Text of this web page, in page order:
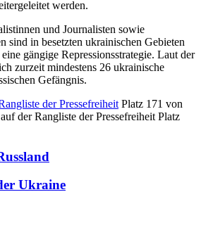
werden.
und Journalisten sowie
sind in besetzten ukrainischen Gebieten
gängige Repressionsstrategie. Laut der
zurzeit mindestens 26 ukrainische
Gefängnis.
der Pressefreiheit Platz 171 von
der Rangliste der Pressefreiheit Platz
Ukraine